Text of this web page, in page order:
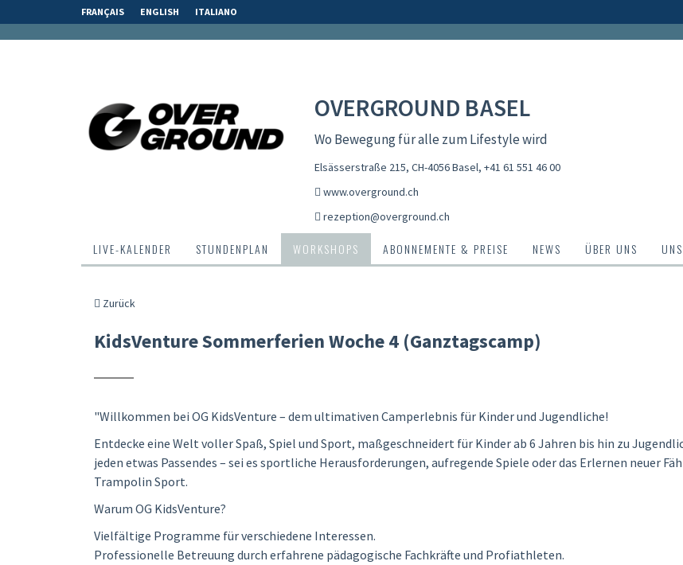
FRANÇAIS ENGLISH ITALIANO
OVERGROUND BASEL
Wo Bewegung für alle zum Lifestyle wird
Elsässerstraße 215, CH-4056 Basel, +41 61 551 46 00
www.overground.ch
rezeption@overground.ch
LIVE-KALENDER STUNDENPLAN WORKSHOPS ABONNEMENTE & PREISE NEWS ÜBER UNS
Zurück
KidsVenture Sommerferien Woche 4 (Ganztagscamp)
"Willkommen bei OG KidsVenture – dem ultimativen Camperlebnis für Kinder und Jugendliche!
Entdecke eine Welt voller Spaß, Spiel und Sport, maßgeschneidert für Kinder ab 6 Jahren bis hin zu
jeden etwas Passendes – sei es sportliche Herausforderungen, aufregende Spiele oder das Erlernen neuer
Trampolin Sport.
Warum OG KidsVenture?
Vielfältige Programme für verschiedene Interessen.
Professionelle Betreuung durch erfahrene pädagogische Fachkräfte und Profiathleten.